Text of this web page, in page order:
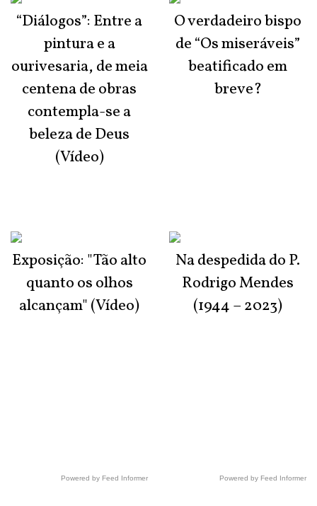
“Diálogos”: Entre a
pintura e a
ourivesaria, de meia
centena de obras
contempla-se a
beleza de Deus
(Vídeo)
Exposição: "Tão alto
quanto os olhos
alcançam" (Vídeo)
Powered by Feed Informer
O verdadeiro bispo
de “Os miseráveis”
beatificado em
breve?
Na despedida do P.
Rodrigo Mendes
(1944 – 2023)
Powered by Feed Informer